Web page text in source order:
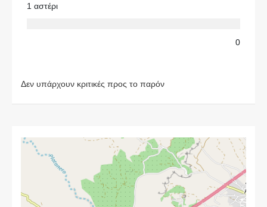
1 αστέρι
0
Δεν υπάρχουν κριτικές προς το παρόν